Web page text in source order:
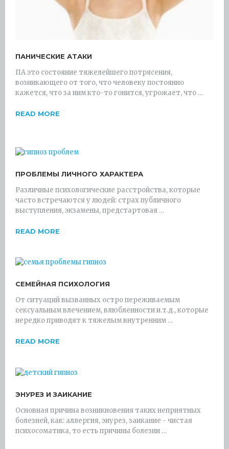
ПАНИЧЕСКИЕ АТАКИ
ПА это состояние тяжелейшего потрясения,
возникающего от того, что человеку постоянно
кажется, что за ним кто-то гонится, угрожает, что …
READ MORE
ПРОБЛЕМЫ ЛИЧНОГО ХАРАКТЕРА
Различные психологические расстройства, которые
часто встречаются у людей: страх публичного
выступления, экзамены, предстартовая …
READ MORE
СЕМЕЙНАЯ ПСИХОЛОГИЯ
От ситуаций вызванных остро переживаемым
сексуальным влечением, влюбленности и.т.д., которые
нередко приводят к тяжелым внутренним …
READ MORE
ЭНУРЕЗ И ЗАИКАНИЕ
Основная причина возникновения таких неприятных
болезней, как: аллергия, энурез, заикание - чистая
психосоматика, то есть причины болезни …